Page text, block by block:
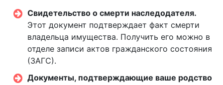
Свидетельство о смерти наследодателя.
Этот документ подтверждает факт смерти
владельца имущества. Получить его можно в
отделе записи актов гражданского состояния
(ЗАГС).
Документы, подтверждающие ваше родство